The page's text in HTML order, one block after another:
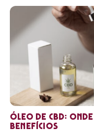
Óleo de CBD:
benefícios